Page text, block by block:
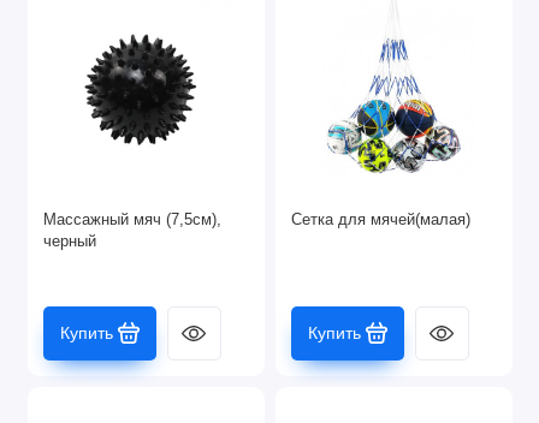
Массажный мяч (7,5см),
черный
Купить
Сетка для мячей(малая)
Купить